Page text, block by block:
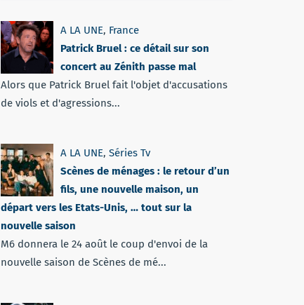
A LA UNE, France
Patrick Bruel : ce détail sur son
concert au Zénith passe mal
Alors que Patrick Bruel fait l'objet d'accusations
de viols et d'agressions...
A LA UNE, Séries Tv
Scènes de ménages : le retour d’un
fils, une nouvelle maison, un
départ vers les Etats-Unis, … tout sur la
nouvelle saison
M6 donnera le 24 août le coup d'envoi de la
nouvelle saison de Scènes de mé...